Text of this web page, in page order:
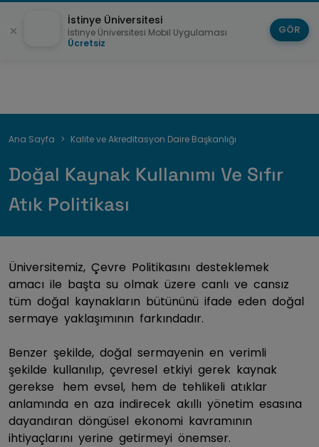
Sayfa
Ana Sayfa Kalite ve Akreditasyon Daire Başkanlığı
Doğal Kaynak Kullanımı Ve Sıfır
Atık Politikası
Üniversitemiz, Çevre Politikasını desteklemek
amacı ile başta su olmak üzere canlı ve cansız
tüm doğal kaynakların bütününü ifade eden doğal
sermaye yaklaşımının farkındadır.
Benzer şekilde, doğal sermayenin en verimli
şekilde kullanılıp, çevresel etkiyi gerek kaynak
gerekse hem evsel, hem de tehlikeli atıklar
anlamında en aza indirecek akıllı yönetim esasına
dayandıran döngüsel ekonomi kavramının
ihtiyaçlarını yerine getirmeyi önemser.
İstinye Üniversitesi
İstinye Üniversitesi Mobil Uygulaması
Ücretsiz
GÖR